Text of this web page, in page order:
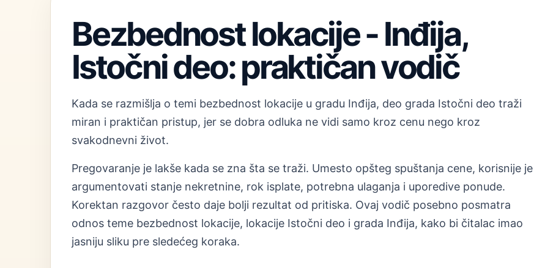
Bezbednost lokacije - Inđija,
Istočni deo: praktičan vodič
Kada se razmišlja o temi bezbednost lokacije u gradu Inđija, deo grada Istočni deo traži
miran i praktičan pristup, jer se dobra odluka ne vidi samo kroz cenu nego kroz
svakodnevni život.
Pregovaranje je lakše kada se zna šta se traži. Umesto opšteg spuštanja cene, korisnije je
argumentovati stanje nekretnine, rok isplate, potrebna ulaganja i uporedive ponude.
Korektan razgovor često daje bolji rezultat od pritiska. Ovaj vodič posebno posmatra
odnos teme bezbednost lokacije, lokacije Istočni deo i grada Inđija, kako bi čitalac imao
jasniju sliku pre sledećeg koraka.